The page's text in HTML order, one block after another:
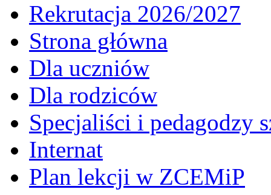
Rekrutacja 2026/2027
Strona główna
Dla uczniów
Dla rodziców
Specjaliści i pedagodzy
Internat
Plan lekcji w ZCEMiP